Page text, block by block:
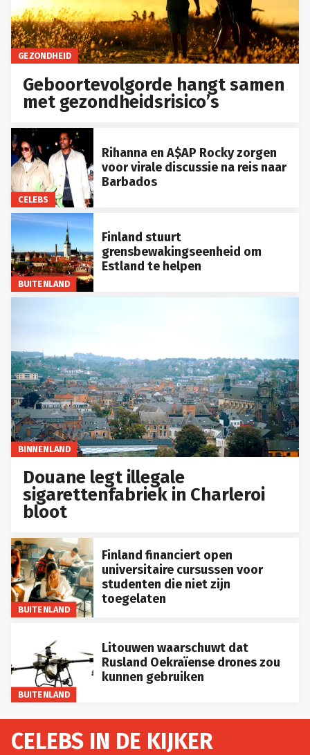
GEZONDHEID
Geboortevolgorde hangt samen
met gezondheidsrisico’s
CELEBS
Rihanna en A$AP Rocky zorgen
voor virale discussie na reis naar
Barbados
BUITENLAND
Finland stuurt
grensbewakingseenheid om
Estland te helpen
BINNENLAND
Douane legt illegale
sigarettenfabriek in Charleroi
bloot
BUITENLAND
Finland financiert open
universitaire cursussen voor
studenten die niet zijn
toegelaten
BUITENLAND
Litouwen waarschuwt dat
Rusland Oekraïense drones zou
kunnen gebruiken
CELEBS IN DE KIJKER